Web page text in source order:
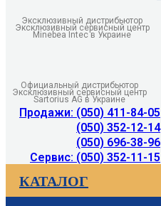
Эксклюзивный дистрибьютор
Эксклюзивный сервисный центр
Minebea Intec в Украине
Официальный дистрибьютор
Эксклюзивный сервисный центр
Sartorius AG в Украине
Продажи: (050) 411-84-05
(050) 352-12-14
(050) 696-38-96
Сервис: (050) 352-11-15
КАТАЛОГ